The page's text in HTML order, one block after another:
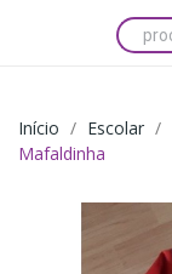
Início Escolar
Mafaldinha